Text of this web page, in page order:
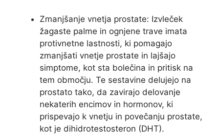
Zmanjšanje vnetja prostate: Izvleček
žagaste palme in ognjene trave imata
protivnetne lastnosti, ki pomagajo
zmanjšati vnetje prostate in lajšajo
simptome, kot sta bolečina in pritisk na
tem območju. Te sestavine delujejo na
prostato tako, da zavirajo delovanje
nekaterih encimov in hormonov, ki
prispevajo k vnetju in povečanju prostate,
kot je dihidrotestosteron (DHT).